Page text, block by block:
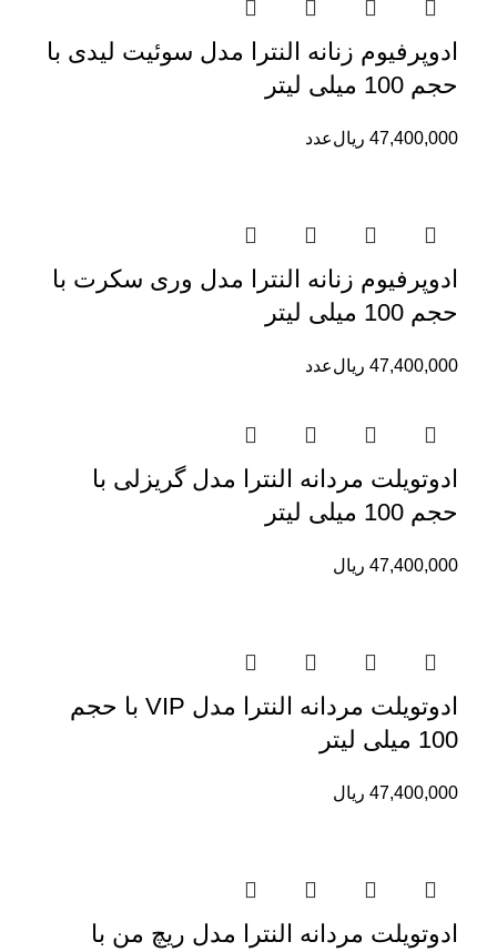
ادوپرفیوم زنانه النترا مدل سوئیت لیدی با
حجم 100 میلی لیتر
47,400,000 ریالعدد
ادوپرفیوم زنانه النترا مدل وری سکرت با
حجم 100 میلی لیتر
47,400,000 ریالعدد
ادوتویلت مردانه النترا مدل گریزلی با
حجم 100 میلی لیتر
47,400,000 ریال
ادوتویلت مردانه النترا مدل VIP با حجم
100 میلی لیتر
47,400,000 ریال
ادوتویلت مردانه النترا مدل ریچ من با